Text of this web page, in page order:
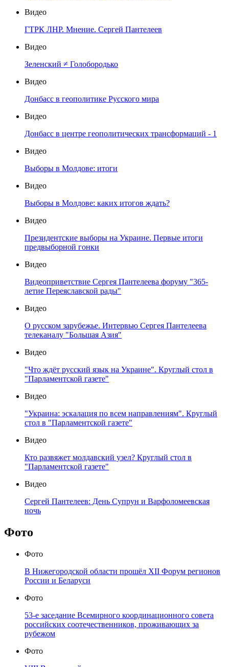
Видео
ГТРК ЛНР. Мнение. Сергей Пантелеев
Видео
Зеленский ≠ Голобородько
Видео
Донбасс в геополитике Русского мира
Видео
Донбасс в центре геополитических трансформаций - 1
Видео
Выборы в Молдове: итоги
Видео
Выборы в Молдове: каких итогов ждать?
Видео
Президентские выборы на Украине. Первые итоги
предвыборной гонки
Видео
Видеоприветствие Сергея Пантелеева форуму "365-
летие Переяславской рады"
Видео
О русском зарубежье. Интервью Сергея Пантелеева
телеканалу "Большая Азия"
Видео
"Что ждёт русский язык на Украине". Круглый стол в
"Парламентской газете"
Видео
"Украина: эскалация по всем направлениям". Круглый
стол в "Парламентской газете"
Видео
Кто развяжет молдавский узел? Круглый стол в
"Парламентской газете"
Видео
Сергей Пантелеев: День Супрун и Варфоломеевская
ночь
Фото
Фото
В Нижегородской области прошёл XII Форум регионов
России и Беларуси
Фото
53-е заседание Всемирного координационного совета
российских соотечественников, проживающих за
рубежом
Фото